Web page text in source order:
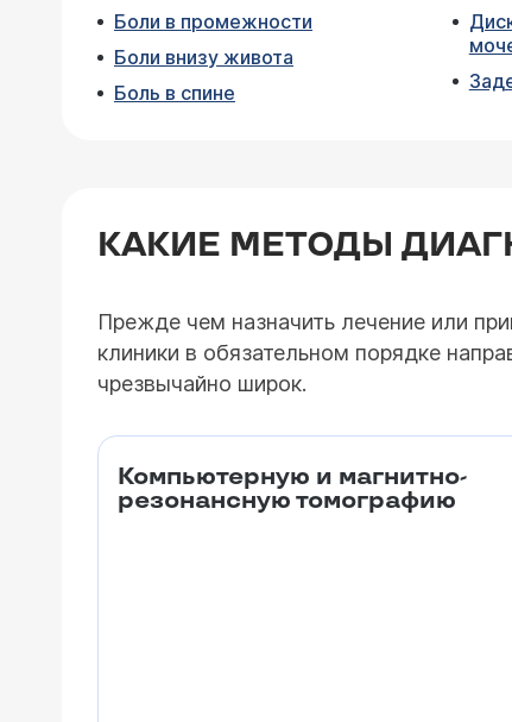
Боли в промежности
Боли внизу живота
Боль в спине
КАКИЕ МЕТОДЫ
Прежде чем назначить лечение или
клиники в обязательном порядке
чрезвычайно широк.
Компьютерную и магнитно-
резонансную томографию